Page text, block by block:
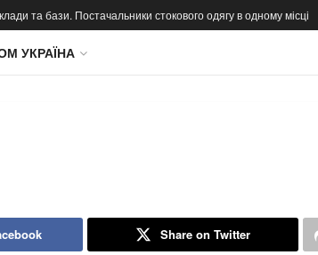
та бази. Постачальники стокового одягу в одному місці
УКРАЇНА
Share on Twitter